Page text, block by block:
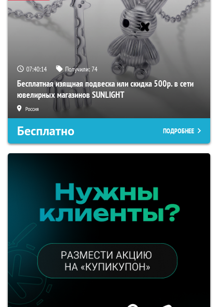
07:40:14 Получили:74
Бесплатная изящная подвеска или скидка 500р. в сети
ювелирных магазинов SUNLIGHT
Россия
Бесплатно ПОДРОБНЕЕ